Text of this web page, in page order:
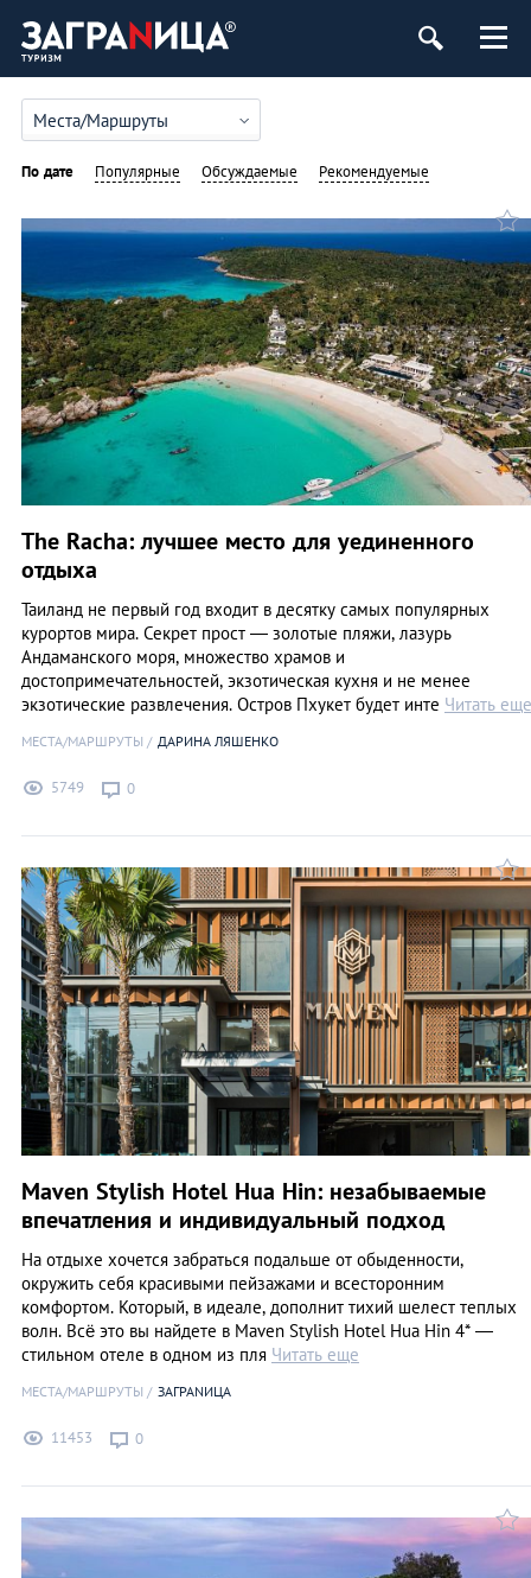
Места/Маршруты
По дате Популярные Обсуждаемые Рекомендуемые
The Racha: лучшее место для уединенного
отдыха
Таиланд не первый год входит в десятку самых популярных
курортов мира. Секрет прост ― золотые пляжи, лазурь
Андаманского моря, множество храмов и
достопримечательностей, экзотическая кухня и не менее
экзотические развлечения. Остров Пхукет будет инте Читать еще
МЕСТА/МАРШРУТЫ ДАРИНА ЛЯШЕНКО
5749 0
Maven Stylish Hotel Hua Hin: незабываемые
впечатления и индивидуальный подход
На отдыхе хочется забраться подальше от обыденности,
окружить себя красивыми пейзажами и всесторонним
комфортом. Который, в идеале, дополнит тихий шелест теплых
волн. Всё это вы найдете в Maven Stylish Hotel Hua Hin 4* —
стильном отеле в одном из пля Читать еще
МЕСТА/МАРШРУТЫ ЗАГРАNИЦА
11453 0